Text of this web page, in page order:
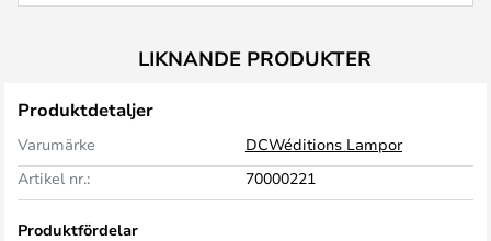
LIKNANDE PRODUKTER
Produktdetaljer
Varumärke
DCWéditions Lampor
Artikel nr.:
70000221
Produktfördelar